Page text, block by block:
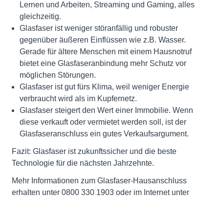
Lernen und Arbeiten, Streaming und Gaming, alles
gleichzeitig.
Glasfaser ist weniger störanfällig und robuster
gegenüber äußeren Einflüssen wie z.B. Wasser.
Gerade für ältere Menschen mit einem Hausnotruf
bietet eine Glasfaseranbindung mehr Schutz vor
möglichen Störungen.
Glasfaser ist gut fürs Klima, weil weniger Energie
verbraucht wird als im Kupfernetz.
Glasfaser steigert den Wert einer Immobilie. Wenn
diese verkauft oder vermietet werden soll, ist der
Glasfaseranschluss ein gutes Verkaufsargument.
Fazit: Glasfaser ist zukunftssicher und die beste
Technologie für die nächsten Jahrzehnte.
Mehr Informationen zum Glasfaser-Hausanschluss
erhalten unter 0800 330 1903 oder im Internet unter